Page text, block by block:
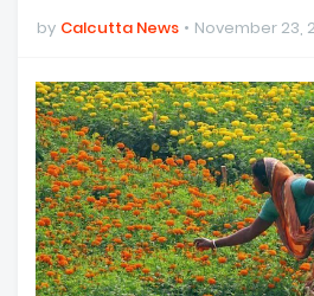
by Calcutta News November 23,